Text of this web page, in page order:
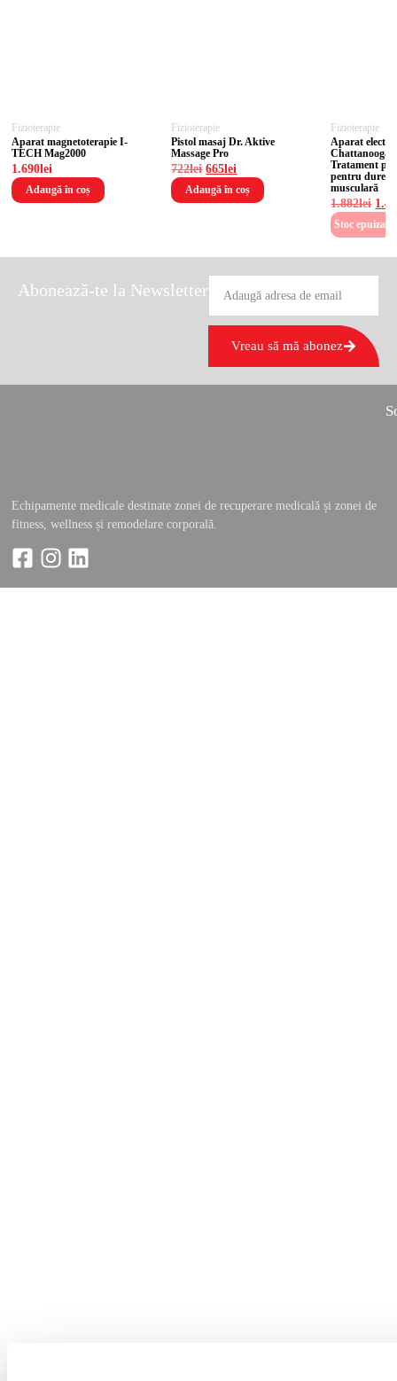
Fizioterapie
Aparat magnetoterapie I-
TECH Mag2000
1.690lei
Adaugă în coș
Fizioterapie
Pistol masaj Dr. Aktive
Massage Pro
722lei 665lei
Adaugă în coș
Fizioterapie
Aparat
Chattanooga
Tratament
pentru durere
musculară
1.882lei
Stoc epuizat
Abonează-te la Newsletter
Vreau să mă abonez
Echipamente medicale destinate zonei de recuperare medicală și zonei de
fitness, wellness și remodelare corporală.